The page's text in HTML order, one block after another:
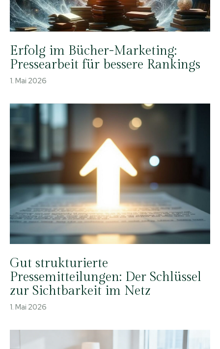
Erfolg im Bücher-Marketing:
Pressearbeit für bessere Rankings
1. Mai 2026
Gut strukturierte
Pressemitteilungen: Der Schlüssel
zur Sichtbarkeit im Netz
1. Mai 2026